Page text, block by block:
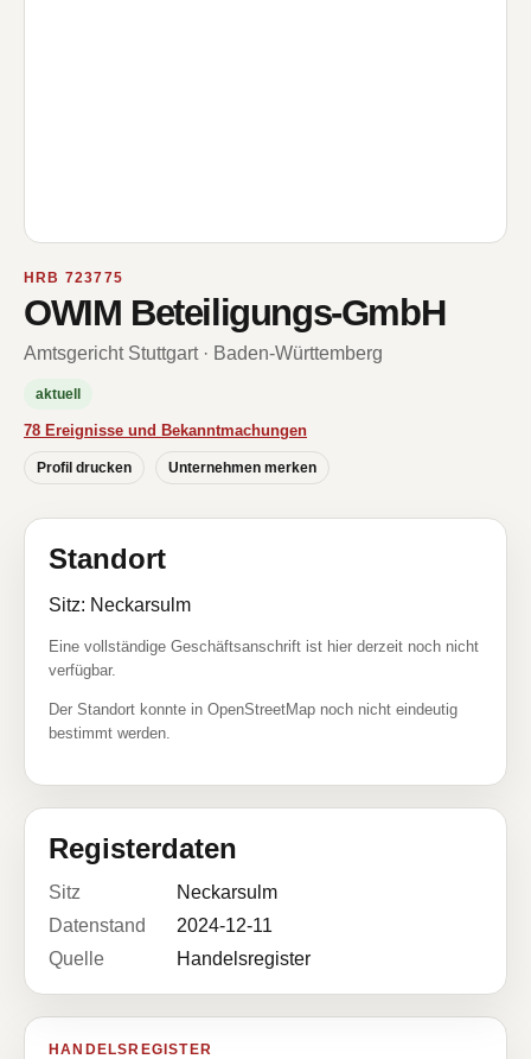
HRB 723775
OWIM Beteiligungs-GmbH
Amtsgericht Stuttgart · Baden-Württemberg
aktuell
78 Ereignisse und Bekanntmachungen
Profil drucken Unternehmen merken
Standort
Sitz: Neckarsulm
Eine vollständige Geschäftsanschrift ist hier derzeit noch nicht
verfügbar.
Der Standort konnte in OpenStreetMap noch nicht eindeutig
bestimmt werden.
Registerdaten
Sitz
Neckarsulm
Datenstand
2024-12-11
Quelle
Handelsregister
HANDELSREGISTER